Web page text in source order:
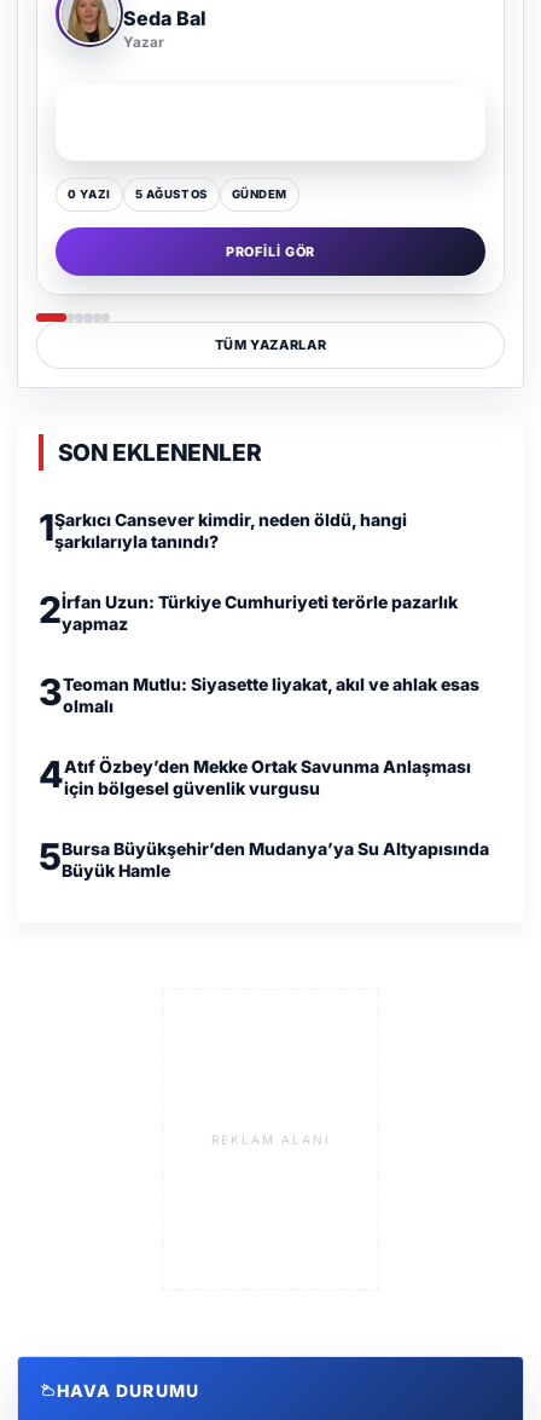
Adem Demir
Yazar
0 YAZI 16 TEMMUZ GÜNDEM
PROFILI GÖR
TÜM YAZARLAR
SON EKLENENLER
1Şarkıcı Cansever kimdir, neden öldü, hangi
şarkılarıyla tanındı?
2İrfan Uzun: Türkiye Cumhuriyeti terörle pazarlık
yapmaz
3Teoman Mutlu: Siyasette liyakat, akıl ve ahlak esas
olmalı
4Atıf Özbey’den Mekke Ortak Savunma Anlaşması
için bölgesel güvenlik vurgusu
5Bursa Büyükşehir’den Mudanya’ya Su Altyapısında
Büyük Hamle
REKLAM ALANI
HAVA DURUMU